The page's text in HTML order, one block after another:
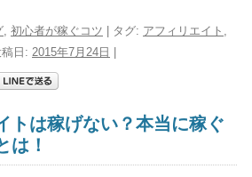
初心者が稼ぐコツ | タグ: アフィリエイト
日: 2015年7月24日 |
トは稼げない？本当に稼ぐ
は！